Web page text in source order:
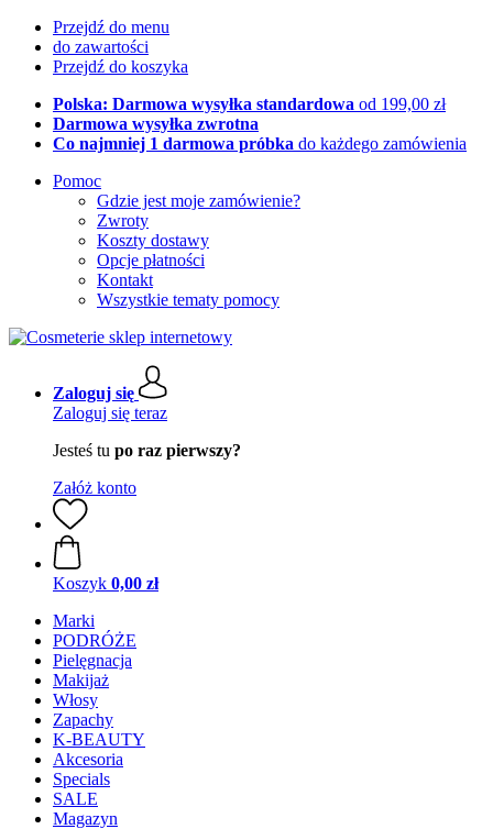
Przejdź do menu
do zawartości
Przejdź do koszyka
Polska: Darmowa wysyłka standardowa od 199,00 zł
Darmowa wysyłka zwrotna
Co najmniej 1 darmowa próbka do każdego zamówienia
Pomoc
Gdzie jest moje zamówienie?
Zwroty
Koszty dostawy
Opcje płatności
Kontakt
Wszystkie tematy pomocy
Zaloguj się
Zaloguj się teraz
Jesteś tu po raz pierwszy?
Załóż konto
Koszyk 0,00 zł
Marki
PODRÓŻE
Pielęgnacja
Makijaż
Włosy
Zapachy
K-BEAUTY
Akcesoria
Specials
SALE
Magazyn